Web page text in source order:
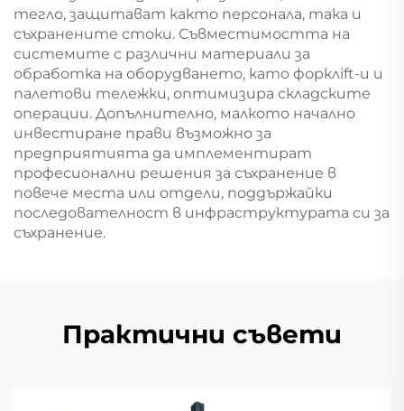
тегло, защитават както персонала, така и
съхранените стоки. Съвместимостта на
системите с различни материали за
обработка на оборудването, като форклift-и и
палетови тележки, оптимизира складските
операции. Допълнително, малкото начално
инвестиране прави възможно за
предприятията да имплементират
професионални решения за съхранение в
повече места или отдели, поддържайки
последователност в инфраструктурата си за
съхранение.
Практични съвети